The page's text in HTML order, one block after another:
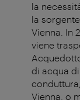
la
la
Vienna. In
viene
di acqua
Vienna, o